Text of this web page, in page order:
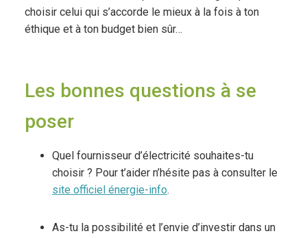
choisir celui qui s’accorde le mieux à la fois à ton
éthique et à ton budget bien sûr…
Les bonnes questions à se
poser
Quel fournisseur d’électricité souhaites-tu
choisir ? Pour t’aider n’hésite pas à consulter le
site officiel énergie-info.
As-tu la possibilité et l’envie d’investir dans un